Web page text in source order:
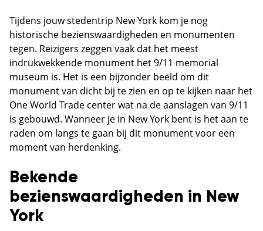
Tijdens jouw stedentrip New York kom je nog
historische bezienswaardigheden en monumenten
tegen. Reizigers zeggen vaak dat het meest
indrukwekkende monument het 9/11 memorial
museum is. Het is een bijzonder beeld om dit
monument van dicht bij te zien en op te kijken naar het
One World Trade center wat na de aanslagen van 9/11
is gebouwd. Wanneer je in New York bent is het aan te
raden om langs te gaan bij dit monument voor een
moment van herdenking.
Bekende
bezienswaardigheden in New
York